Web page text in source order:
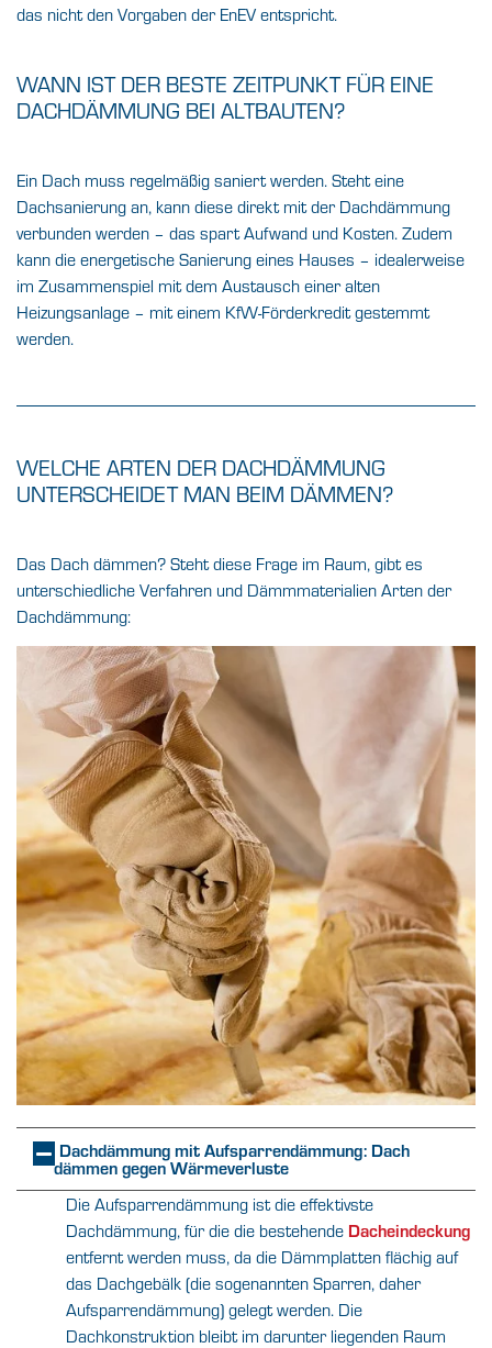
das nicht den Vorgaben der EnEV entspricht.
WANN IST DER BESTE ZEITPUNKT FÜR EINE
DACHDÄMMUNG BEI ALTBAUTEN?
Ein Dach muss regelmäßig saniert werden. Steht eine
Dachsanierung an, kann diese direkt mit der Dachdämmung
verbunden werden – das spart Aufwand und Kosten. Zudem
kann die energetische Sanierung eines Hauses – idealerweise
im Zusammenspiel mit dem Austausch einer alten
Heizungsanlage – mit einem KfW-Förderkredit gestemmt
werden.
WELCHE ARTEN DER DACHDÄMMUNG
UNTERSCHEIDET MAN BEIM DÄMMEN?
Das Dach dämmen? Steht diese Frage im Raum, gibt es
unterschiedliche Verfahren und Dämmmaterialien Arten der
Dachdämmung:
Dachdämmung mit Aufsparrendämmung: Dach
dämmen gegen Wärmeverluste
Die Aufsparrendämmung ist die effektivste
Dachdämmung, für die die bestehende Dacheindeckung
entfernt werden muss, da die Dämmplatten flächig auf
das Dachgebälk (die sogenannten Sparren, daher
Aufsparrendämmung) gelegt werden. Die
Dachkonstruktion bleibt im darunter liegenden Raum